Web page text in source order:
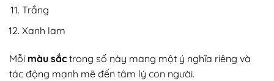
Trắng
Xanh lam
Mỗi màu sắc trong số này mang một ý nghĩa riêng và
tác động mạnh mẽ đến tâm lý con người.